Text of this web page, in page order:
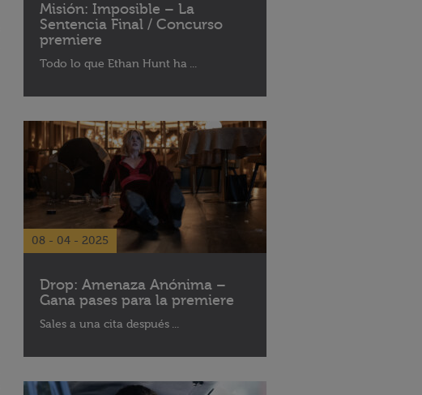
Misión: Imposible – La
Sentencia Final / Concurso
premiere
Todo lo que Ethan Hunt ha ...
08 - 04 - 2025
Drop: Amenaza Anónima –
Gana pases para la premiere
Sales a una cita después ...